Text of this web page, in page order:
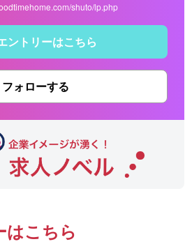
shuto/lp.php
ントリーはこちら
フォローする
はこちら